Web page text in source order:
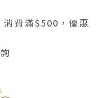
費滿$500，優惠